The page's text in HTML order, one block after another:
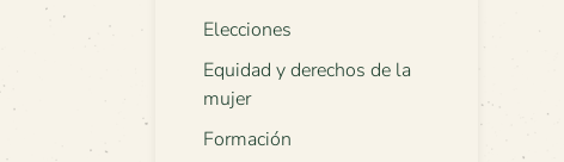
Elecciones
Equidad y derechos de la
mujer
Formación